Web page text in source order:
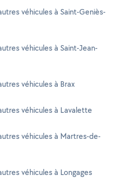
véhicules à Saint-Geniès-
véhicules à Saint-Jean-
véhicules à Brax
véhicules à Lavalette
véhicules à Martres-de-
véhicules à Longages